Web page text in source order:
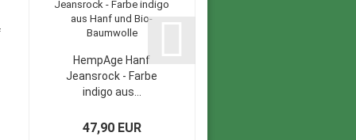
HempAge Hanf
Jeansrock - Farbe
indigo aus...
47,90 EUR